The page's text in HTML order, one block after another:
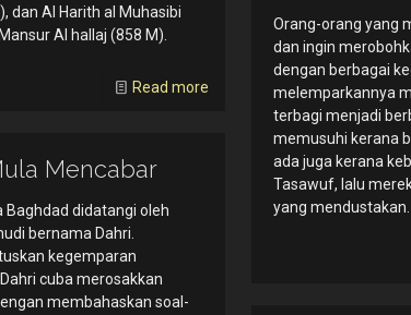
dan Al Harith al Muhasibi
Al hallaj (858 M).
Read more
Orang-orang yang
dan ingin
dengan berbagai
melemparkannya
terbagi menjadi
memusuhi kerana
ada juga kerana
Tasawuf, lalu
yang mendustakan.
Mencabar
Baghdad didatangi oleh
bernama Dahri.
kegemparan
cuba merosakkan
membahaskan soal-